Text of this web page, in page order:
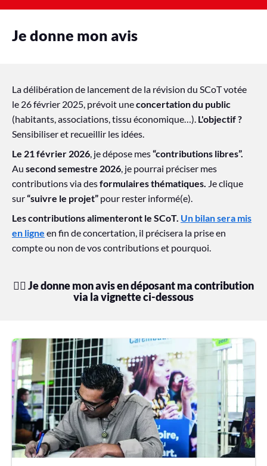
Je donne mon avis
La délibération de lancement de la révision du SCoT votée
le 26 février 2025, prévoit uneconcertation du public
(habitants, associations, tissu économique…). L'objectif ?
Sensibiliser et recueillir les idées.​
Le 21 février 2026 , je dépose mes“contributions libres”.
Au second semestre 2026 , je pourrai préciser mes
contributions via desformulaires thématiques. Je clique
sur“suivre le projet” pour rester informé(e).
Les contributions alimenteront le SCoT. Un bilan sera mis
en ligne en fin de concertation, il précisera la prise en
compte ou non de vos contributions et pourquoi.​
👉🏽 Je donne mon avis en déposant ma contribution
via la vignette ci-dessous